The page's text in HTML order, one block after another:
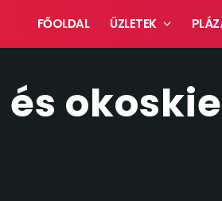
FŐOLDAL ÜZLETEK